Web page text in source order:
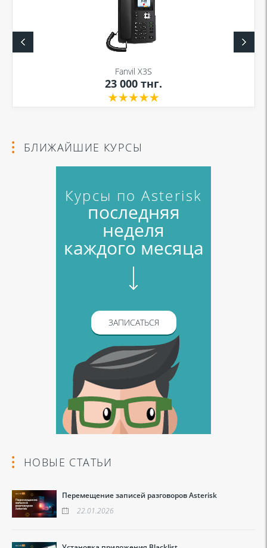
Fanvil X3S
23 000 тнг.
БЛИЖАЙШИЕ КУРСЫ
Курсы по Asterisk
последняя
неделя
каждого месяца
ЗАПИСАТЬСЯ
НОВЫЕ СТАТЬИ
Перемещение записей разговоров Asterisk
22.01.2026